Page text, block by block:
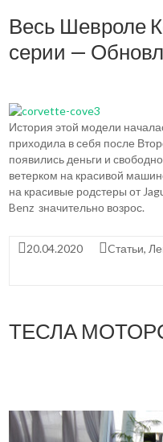
Весь Шевроле
серии —
История этой модели
приходила в себя после
появились деньги и
ветерком на красивой
на красивые родстеры от
Benz значительно возрос.
20.04.2020 Cтатьи,
ТЕСЛА